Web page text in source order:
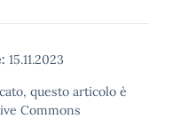
15.11.2023
questo articolo è
Commons